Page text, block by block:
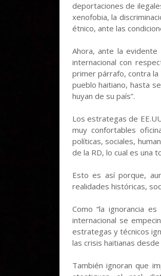
deportaciones de
xenofobia, la
étnico, ante las
Ahora, ante la evidente
internacional con
primer párrafo, contra
pueblo haitiano, hasta
huyan de su país”.
Los estrategas de
muy confortables
políticas, sociales,
de la RD, lo cual es una
Esto es así porque,
realidades históricas,
Como “la ignorancia
internacional se
estrategas y técnicos
las crisis haitianas desde
También ignoran que